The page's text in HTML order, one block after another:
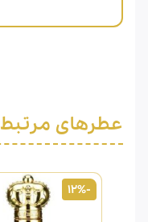
عطرهای مرتبط
-12%